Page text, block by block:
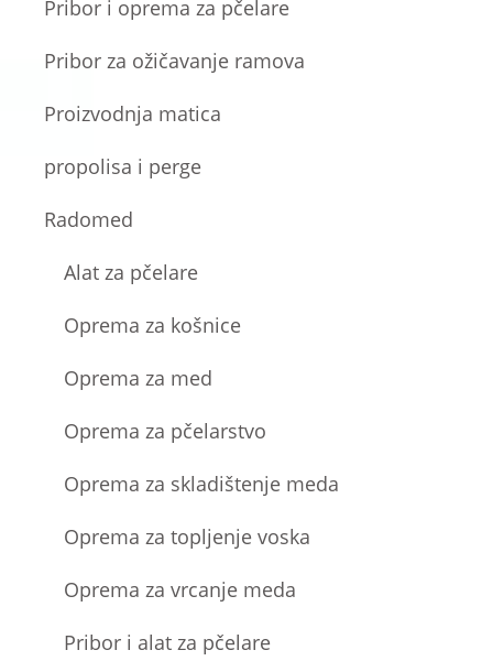
Pribor i oprema za pčelare
Pribor za ožičavanje ramova
Proizvodnja matica
propolisa i perge
Radomed
Alat za pčelare
Oprema za košnice
Oprema za med
Oprema za pčelarstvo
Oprema za skladištenje meda
Oprema za topljenje voska
Oprema za vrcanje meda
Pribor i alat za pčelare